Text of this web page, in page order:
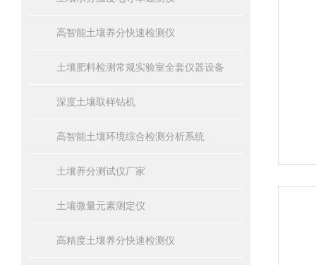
高智能土壤养分快速检测仪
土壤肥料检测常规实验室全套仪器设备
深度土壤取样钻机
高智能土壤环境综合检测分析系统
土壤养分测试仪厂家
土壤微量元素测定仪
高精度土壤养分快速检测仪